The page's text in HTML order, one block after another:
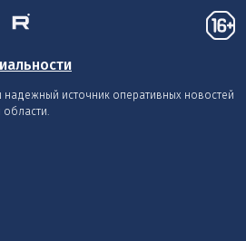
источник оперативных новостей